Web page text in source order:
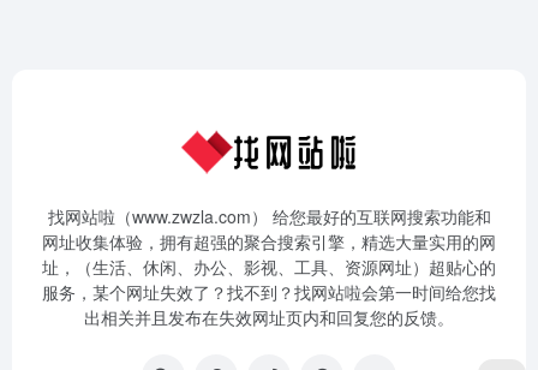
找网站啦（www.zwzla.com） 给您最好的互联网搜索功能和
网址收集体验，拥有超强的聚合搜索引擎，精选大量实用的网
址，（生活、休闲、办公、影视、工具、资源网址）超贴心的
服务，某个网址失效了？找不到？找网站啦会第一时间给您找
出相关并且发布在失效网址页内和回复您的反馈。